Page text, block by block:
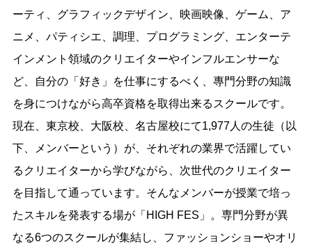
ーティ、グラフィックデザイン、映画映像、ゲーム、ア
ニメ、パティシエ、調理、プログラミング、エンターテ
インメント領域のクリエイターやインフルエンサーな
ど、自分の「好き」を仕事にするべく、專門分野の知識
を身につけながら高卒資格を取得出来るスクールです。
現在、東京校、大阪校、名古屋校にて1,977人の生徒（以
下、メンバーという）が、それぞれの業界で活躍してい
るクリエイターから学びながら、次世代のクリエイター
を目指して通っています。そんなメンバーが授業で培っ
たスキルを発表する場が「HIGH FES」。専門分野が異
なる6つのスクールが集結し、ファッションショーやオリ